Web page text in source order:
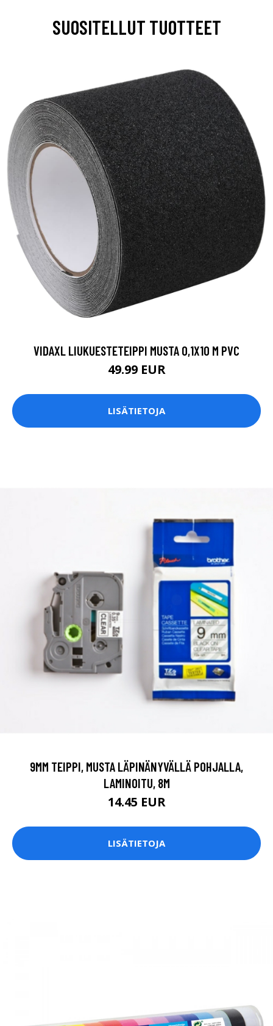
SUOSITELLUT TUOTTEET
VIDAXL LIUKUESTETEIPPI MUSTA 0,1X10 M PVC
49.99 EUR
LISÄTIETOJA
9MM TEIPPI, MUSTA LÄPINÄNYVÄLLÄ POHJALLA,
LAMINOITU, 8M
14.45 EUR
LISÄTIETOJA